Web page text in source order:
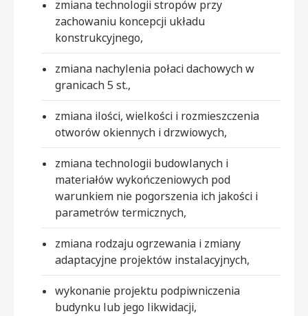
zmiana technologii stropów przy
zachowaniu koncepcji układu
konstrukcyjnego,
zmiana nachylenia połaci dachowych w
granicach 5 st.,
zmiana ilości, wielkości i rozmieszczenia
otworów okiennych i drzwiowych,
zmiana technologii budowlanych i
materiałów wykończeniowych pod
warunkiem nie pogorszenia ich jakości i
parametrów termicznych,
zmiana rodzaju ogrzewania i zmiany
adaptacyjne projektów instalacyjnych,
wykonanie projektu podpiwniczenia
budynku lub jego likwidacji,